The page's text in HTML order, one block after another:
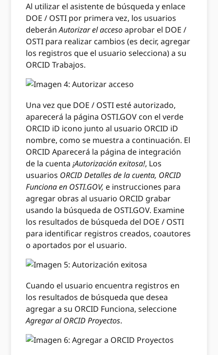
Al utilizar el asistente de búsqueda y enlace
DOE / OSTI por primera vez, los usuarios
deberánAutorizar el accesoaprobar el DOE /
OSTI para realizar cambios (es decir, agregar
los registros que el usuario selecciona) a su
ORCID Trabajos.
Una vez que DOE / OSTI esté autorizado,
aparecerá la página OSTI.GOV con el verde
ORCID iD icono junto al usuario ORCID iD
nombre, como se muestra a continuación. El
ORCID Aparecerá la página de integración
de la cuenta¡Autorización exitosa!, Los
usuarios ORCID Detalles de la cuenta, ORCID
Funciona en OSTI.GOV, e instrucciones para
agregar obras al usuario ORCID grabar
usando la búsqueda de OSTI.GOV. Examine
los resultados de búsqueda del DOE / OSTI
para identificar registros creados, coautores
o aportados por el usuario.
Cuando el usuario encuentra registros en
los resultados de búsqueda que desea
agregar a su ORCID Funciona, seleccione
Agregar al ORCID Proyectos.